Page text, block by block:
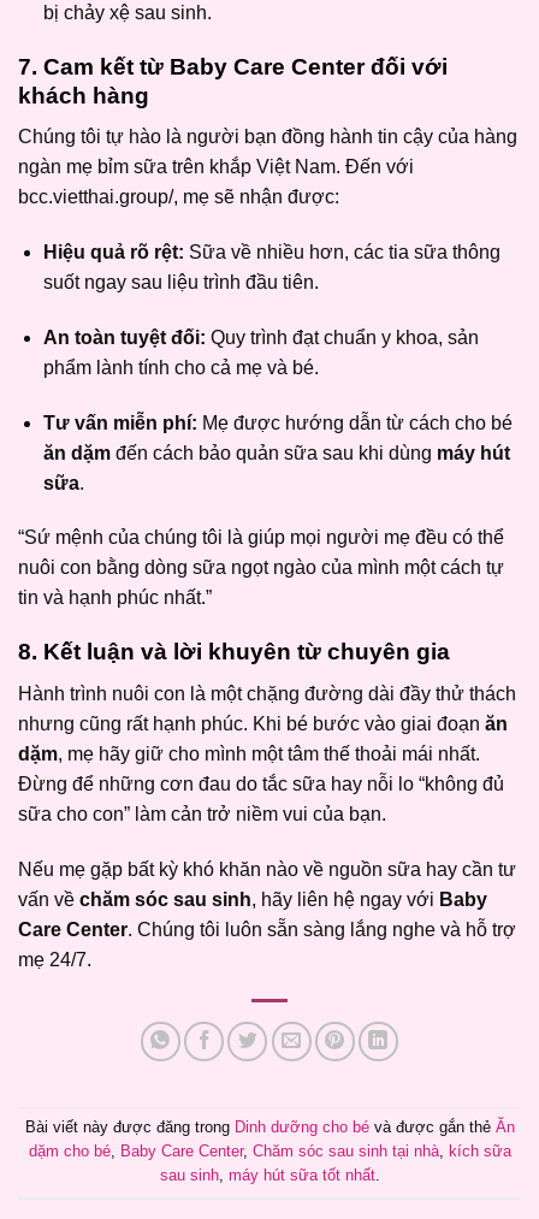
bị chảy xệ sau sinh.
7. Cam kết từ Baby Care Center đối với
khách hàng
Chúng tôi tự hào là người bạn đồng hành tin cậy của hàng
ngàn mẹ bỉm sữa trên khắp Việt Nam. Đến với
bcc.vietthai.group/, mẹ sẽ nhận được:
Hiệu quả rõ rệt: Sữa về nhiều hơn, các tia sữa thông
suốt ngay sau liệu trình đầu tiên.
An toàn tuyệt đối: Quy trình đạt chuẩn y khoa, sản
phẩm lành tính cho cả mẹ và bé.
Tư vấn miễn phí: Mẹ được hướng dẫn từ cách cho bé
ăn dặmđến cách bảo quản sữa sau khi dùng máy hút
sữa.
“Sứ mệnh của chúng tôi là giúp mọi người mẹ đều có thể
nuôi con bằng dòng sữa ngọt ngào của mình một cách tự
tin và hạnh phúc nhất.”
8. Kết luận và lời khuyên từ chuyên gia
Hành trình nuôi con là một chặng đường dài đầy thử thách
nhưng cũng rất hạnh phúc. Khi bé bước vào giai đoạn ăn
dặm, mẹ hãy giữ cho mình một tâm thế thoải mái nhất.
Đừng để những cơn đau do tắc sữa hay nỗi lo “không đủ
sữa cho con” làm cản trở niềm vui của bạn.
Nếu mẹ gặp bất kỳ khó khăn nào về nguồn sữa hay cần tư
vấn về chăm sóc sau sinh, hãy liên hệ ngay với Baby
Care Center. Chúng tôi luôn sẵn sàng lắng nghe và hỗ trợ
mẹ 24/7.
Bài viết này được đăng trong Dinh dưỡng cho bévà được gắn thẻ Ăn
dặm cho bé, Baby Care Center, Chăm sóc sau sinh tại nhà, kích sữa
sau sinh, máy hút sữa tốt nhất.